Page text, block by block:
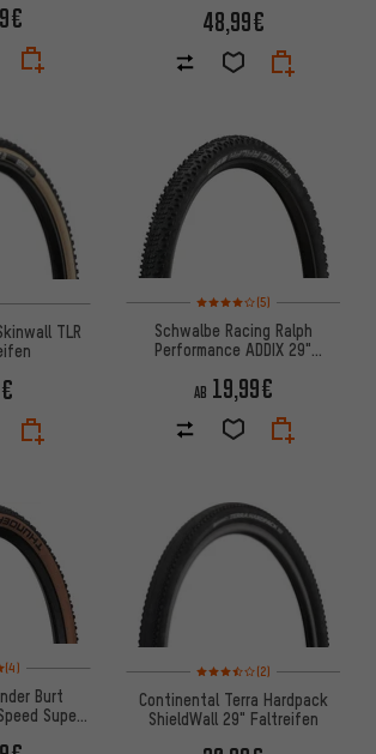
48,99€
TLR
Bewertungen: 4 von 5
(5)
Schwalbe Racing Ralph
Performance ADDIX 29"
AB 19,99€
5 von 5 basierend auf 4 Bewertungen
(4)
Burt
Super
Bewertungen: 3,5 von 5
(2)
Continental Terra Hardpack
ShieldWall 29" Faltreifen